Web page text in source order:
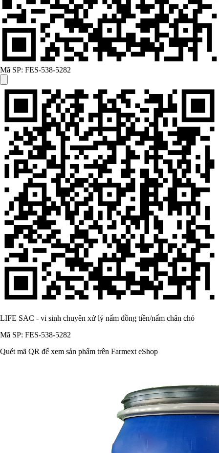
Mã SP: FES-538-5282
LIFE SAC - vi sinh chuyên xử lý nấm đồng tiền/nấm chân chó
Mã SP: FES-538-5282
Quét mã QR để xem sản phẩm trên Farmext eShop